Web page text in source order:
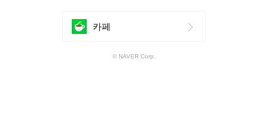
카페
공
© NAVER Corp.